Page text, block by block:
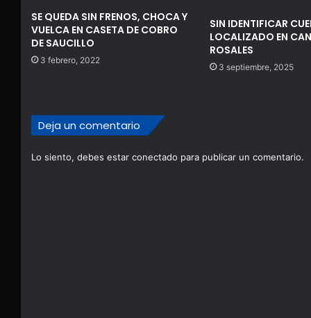
SE QUEDA SIN FRENOS, CHOCA Y
VUELCA EN CASETA DE COBRO
DE SAUCILLO
3 febrero, 2022
SIN IDENTIFICAR
LOCALIZADO EN
ROSALES
3 septiembre, 2025
Deja un comentario
Lo siento, debes estar conectado para publicar un comentario.